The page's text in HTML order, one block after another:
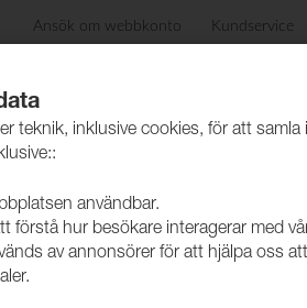
Ansök om webbkonto Kundservice
Skötselråd
teknik, inklusive cookies, för att samla
användbar.
förstå hur besökare interagerar med
av annonsörer för att hjälpa oss